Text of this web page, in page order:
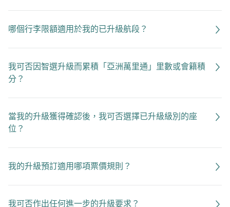
哪個行李限額適用於我的已升級航段？
我可否因智選升級而累積「亞洲萬里通」里數或會籍積
分？
當我的升級獲得確認後，我可否選擇已升級級別的座
位？
我的升級預訂適用哪項票價規則？
我可否作出任何進一步的升級要求？